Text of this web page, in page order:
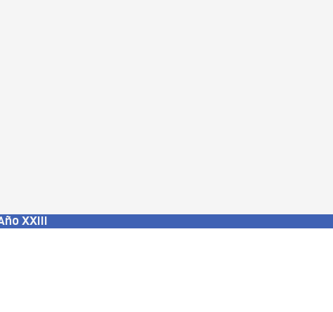
XXIII